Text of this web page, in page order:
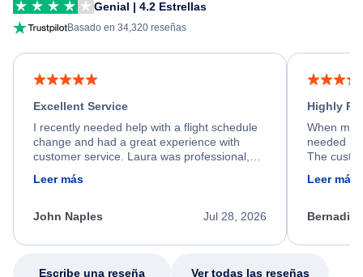
Genial | 4.2 Estrellas
Basado en 34,320 reseñas
Excellent Service
I recently needed help with a flight schedule
change and had a great experience with
customer service. Laura was professional,
friendly, and very helpful throughout the
process. She quickly found a solution and
appreciate her excellent service.
Leer más
Jul 28, 2026
John Naples
Highly
When my
needed
The
calm,
my issue.
Leer más
Escribe una reseña Ver todas las reseñas